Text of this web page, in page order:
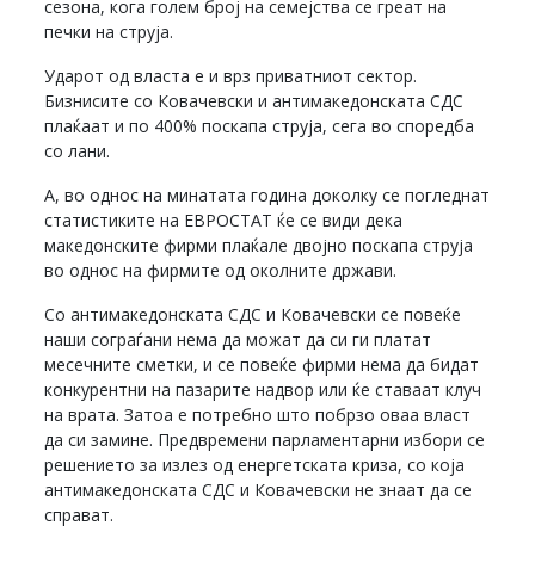
сезона, кога голем број на семејства се греат на
печки на струја.
Ударот од власта е и врз приватниот сектор.
Бизнисите со Ковачевски и антимакедонската СДС
плаќаат и по 400% поскапа струја, сега во споредба
со лани.
А, во однос на минатата година доколку се погледнат
статистиките на ЕВРОСТАТ ќе се види дека
македонските фирми плаќале двојно поскапа струја
во однос на фирмите од околните држави.
Со антимакедонската СДС и Ковачевски се повеќе
наши сограѓани нема да можат да си ги платат
месечните сметки, и се повеќе фирми нема да бидат
конкурентни на пазарите надвор или ќе ставаат клуч
на врата. Затоа е потребно што побрзо оваа власт
да си замине. Предвремени парламентарни избори се
решението за излез од енергетската криза, со која
антимакедонската СДС и Ковачевски не знаат да се
справат.